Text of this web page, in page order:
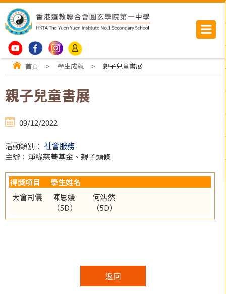
首頁 > 學生成就 > 親子兒童書展
親子兒童書展
09/12/2022
活動類別： 社會服務
主辦：淨緣慈善基金、親子頭條
得獎項目
學生姓名
大會司儀
陳思嫚
（5D）
何浩然
（5D）
返回